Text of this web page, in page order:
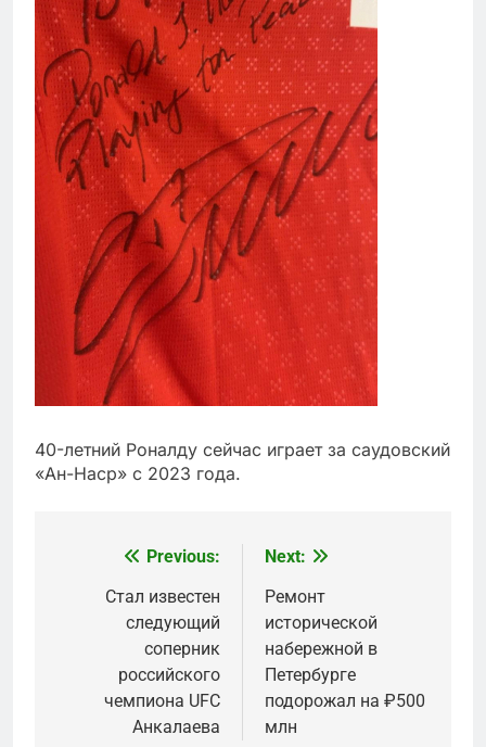
40-летний Роналду сейчас играет за саудовский
«Ан-Наср» с 2023 года.
navigation
Previous:
Стал известен
следующий
соперник
российского
чемпиона UFC
Анкалаева
Next:
Ремонт
исторической
набережной в
Петербурге
подорожал на ₽500
млн